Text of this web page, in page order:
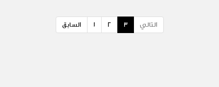
السابق 1 2 3 التالي